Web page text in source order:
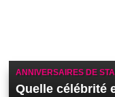
ANNIVERSAIRES DE
Quelle célébrité